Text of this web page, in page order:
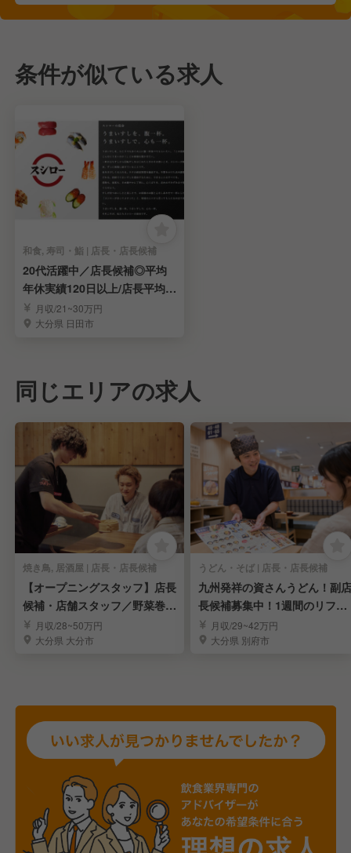
条件が似ている求人
和食, 寿司・鮨 | 店長・店長候補
20代活躍中／店長候補◎平均
年休実績120日以上/店長平均年
収621万円！
月収/21~30万円
大分県 日田市
同じエリアの求人
焼き鳥, 居酒屋 | 店長・店長候補
【オープニングスタッフ】店長
候補・店舗スタッフ／野菜巻き
串が自慢の居酒屋
月収/28~50万円
大分県 大分市
うどん・そば | 店長・店長候補
九州発祥の資さんうどん！副店
長候補募集中！1週間のリフレ
ッシュ休暇年2回！
月収/29~42万円
大分県 別府市